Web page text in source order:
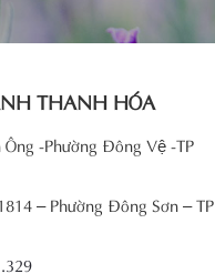
THANH HÓA
-Phường Đông Vệ -TP
– Phường Đông Sơn – TP